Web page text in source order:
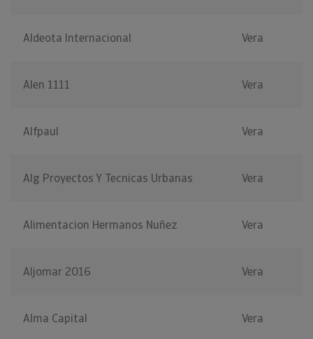
Aldeota Internacional Vera
Alen 1111 Vera
Alfpaul Vera
Alg Proyectos Y Tecnicas Urbanas Vera
Alimentacion Hermanos Nuñez Vera
Aljomar 2016 Vera
Alma Capital Vera